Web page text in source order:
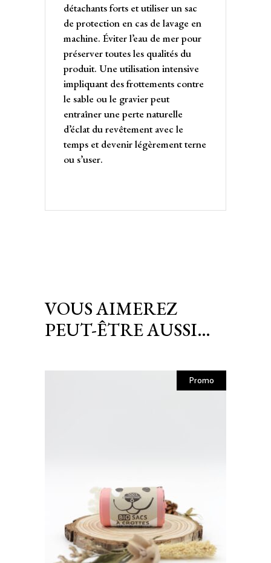
détachants forts et utiliser un sac
de protection en cas de lavage en
machine. Éviter l’eau de mer pour
préserver toutes les qualités du
produit. Une utilisation intensive
impliquant des frottements contre
le sable ou le gravier peut
entraîner une perte naturelle
d’éclat du revêtement avec le
temps et devenir légèrement terne
ou s’user.
VOUS AIMEREZ
PEUT-ÊTRE AUSSI…
Promo